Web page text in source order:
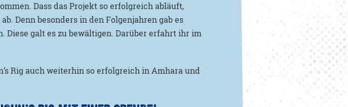
Dass das Projekt so erfolgreich abläuft,
Denn besonders in den Folgenjahren gab es
galt es zu bewältigen. Darüber erfahrt ihr im
Rig auch weiterhin so erfolgreich in Amhara und